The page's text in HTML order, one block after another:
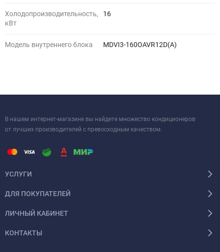
Холодопроизводительность,
кВт
16
Модель внутреннего блока MDVI3-160OAVR12D(A)
В нашем интернет-магазине вы найдете множество кондиционеров
от лучших производителей с превосходным качеством.
УСЛУГИ
ДЛЯ ПОКУПАТЕЛЕЙ
ЛИЧНЫЙ КАБИНЕТ
КОНТАКТЫ